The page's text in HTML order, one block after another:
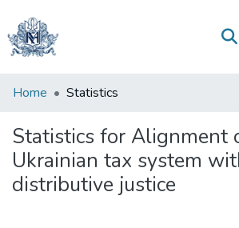
Communities
Collections
All of DSpace
Home Statistics
Statistics for Alignment
Ukrainian tax system
distributive justice